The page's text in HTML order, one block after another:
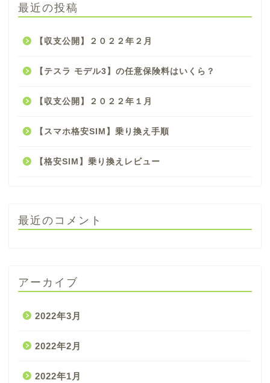
最近の投稿
【収支公開】２０２２年２月
【テスラ モデル3】の任意保険料はいくら？
【収支公開】２０２２年１月
【スマホ格安SIM】乗り換え手順
【格安SIM】乗り換えレビュー
最近のコメント
アーカイブ
2022年3月
2022年2月
2022年1月